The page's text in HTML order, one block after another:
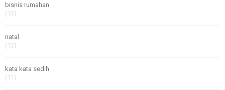
bisnis rumahan
(13)
natal
(12)
kata kata sedih
(11)